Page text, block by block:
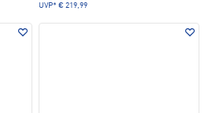
UVP* € 219,99